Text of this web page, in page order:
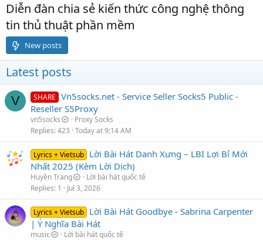
Diễn đàn chia sẻ kiến thức công nghệ thông
tin thủ thuật phần mềm
New posts
Latest posts
V SHARE
Vn5socks.net - Service Seller Socks5 Public -
Reseller S5Proxy
vn5socks
Proxy Socks
Replies 423 Today at 9:14 AM
Lyrics + Vietsub Lời Bài Hát Danh Xưng – LBI Lợi Bỉ Mới
Nhất 2025 (Kèm Lời Dịch)
Huyền Trang
Lời bài hát quốc tế
Replies 1 Jul 3, 2026
Lyrics + Vietsub Lời Bài Hát Goodbye - Sabrina Carpenter
| Ý Nghĩa Bài Hát
music
Lời bài hát quốc tế